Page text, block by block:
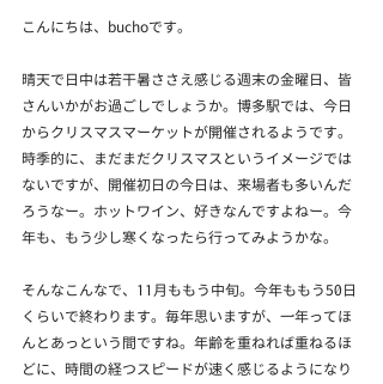
こんにちは、buchoです。
晴天で日中は若干暑ささえ感じる週末の金曜日、皆
さんいかがお過ごしでしょうか。博多駅では、今日
からクリスマスマーケットが開催されるようです。
時季的に、まだまだクリスマスというイメージでは
ないですが、開催初日の今日は、来場者も多いんだ
ろうなー。ホットワイン、好きなんですよねー。今
年も、もう少し寒くなったら行ってみようかな。
そんなこんなで、11月ももう中旬。今年ももう50日
くらいで終わります。毎年思いますが、一年ってほ
んとあっという間ですね。年齢を重ねれば重ねるほ
どに、時間の経つスピードが速く感じるようになり